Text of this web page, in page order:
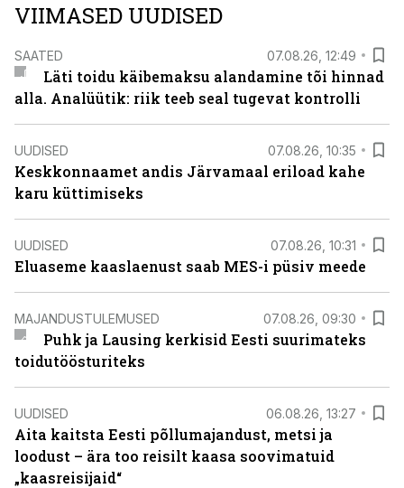
VIIMASED UUDISED
SAATED 07.08.26, 12:49
Läti toidu käibemaksu alandamine tõi hinnad
alla. Analüütik: riik teeb seal tugevat kontrolli
UUDISED 07.08.26, 10:35
Keskkonnaamet andis Järvamaal eriload kahe
karu küttimiseks
UUDISED 07.08.26, 10:31
Eluaseme kaaslaenust saab MES-i püsiv meede
MAJANDUSTULEMUSED 07.08.26, 09:30
Puhk ja Lausing kerkisid Eesti suurimateks
toidutöösturiteks
UUDISED 06.08.26, 13:27
Aita kaitsta Eesti põllumajandust, metsi ja
loodust – ära too reisilt kaasa soovimatuid
„kaasreisijaid“